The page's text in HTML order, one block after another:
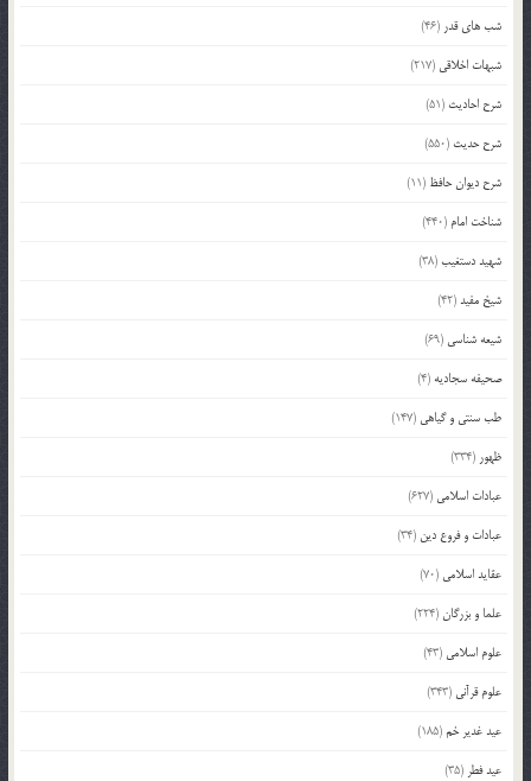
شب های قدر (46)
شبهات اخلاقی (217)
شرح احادیث (51)
شرح حدیث (550)
شرح دیوان حافظ (11)
شناخت امام (440)
شهید دستغیب(38)
شیخ مفید(42)
شیعه شناسی (69)
صحیفه سجادیه (4)
طب سنتی و گیاهی (147)
ظهور (334)
عبادات اسلامی (627)
عبادات و فروع دین (34)
عقاید اسلامی (70)
علما و بزرگان(224)
علوم اسلامی (43)
علوم قرآنی (343)
عید غدیر خم(185)
عید فطر (35)